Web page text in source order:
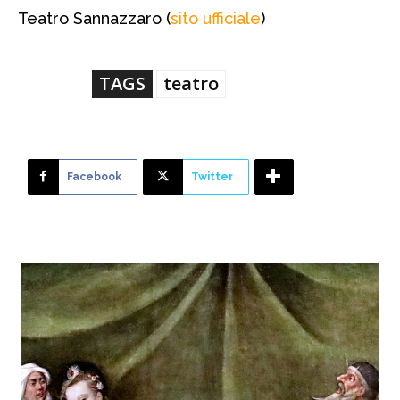
Teatro Sannazzaro (sito ufficiale)
TAGS teatro
Facebook Twitter